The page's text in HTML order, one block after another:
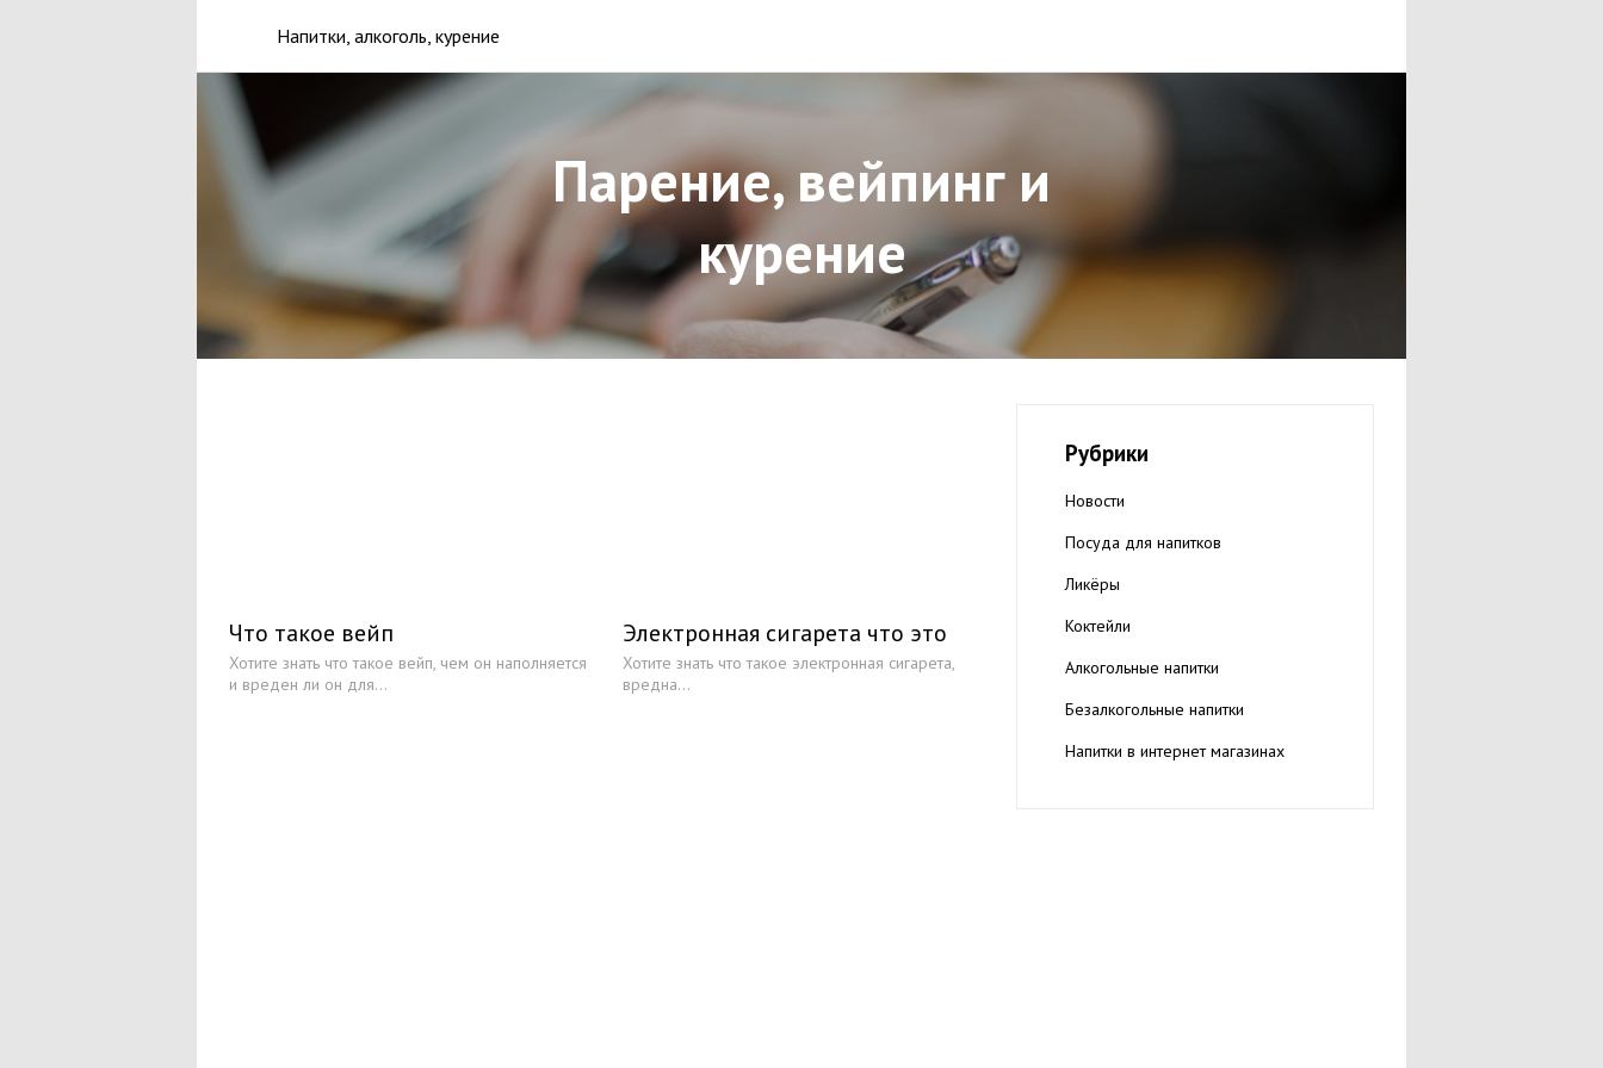
Напитки, алкоголь, курение
Парение, вейпинг и
курение
Рубрики
Новости
Посуда для напитков
Ликёры
Коктейли
Алкогольные напитки
Безалкогольные напитки
Напитки в интернет магазинах
Что такое вейп
Хотите знать что такое вейп, чем он наполняется
и вреден ли он для...
Электронная сигарета что это
Хотите знать что такое электронная сигарета,
вредна...